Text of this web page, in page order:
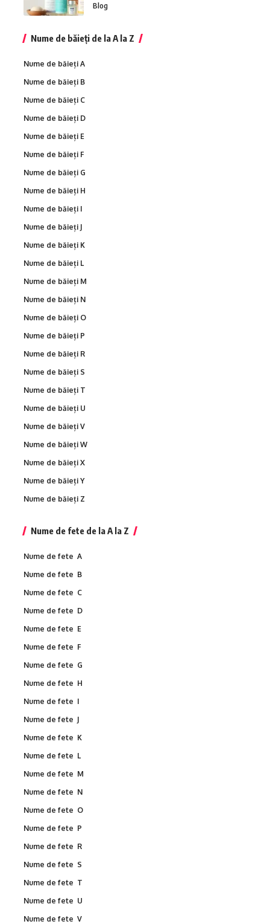
Blog
Nume de băieți de la A la Z
Nume de băieți A
Nume de băieți B
Nume de băieți C
Nume de băieți D
Nume de băieți E
Nume de băieți F
Nume de băieți G
Nume de băieți H
Nume de băieți I
Nume de băieți J
Nume de băieți K
Nume de băieți L
Nume de băieți M
Nume de băieți N
Nume de băieți O
Nume de băieți P
Nume de băieți R
Nume de băieți S
Nume de băieți T
Nume de băieți U
Nume de băieți V
Nume de băieți W
Nume de băieți X
Nume de băieți Y
Nume de băieți Z
Nume de fete de la A la Z
Nume de fete A
Nume de fete B
Nume de fete C
Nume de fete D
Nume de fete E
Nume de fete F
Nume de fete G
Nume de fete H
Nume de fete I
Nume de fete J
Nume de fete K
Nume de fete L
Nume de fete M
Nume de fete N
Nume de fete O
Nume de fete P
Nume de fete R
Nume de fete S
Nume de fete T
Nume de fete U
Nume de fete V